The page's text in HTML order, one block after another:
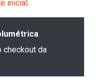
inicial.
checkout da